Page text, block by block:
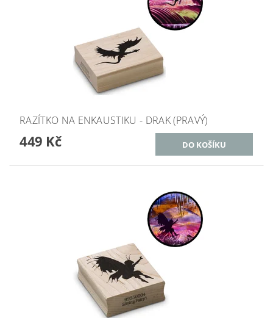
RAZÍTKO NA ENKAUSTIKU - DRAK (PRAVÝ)
449 Kč